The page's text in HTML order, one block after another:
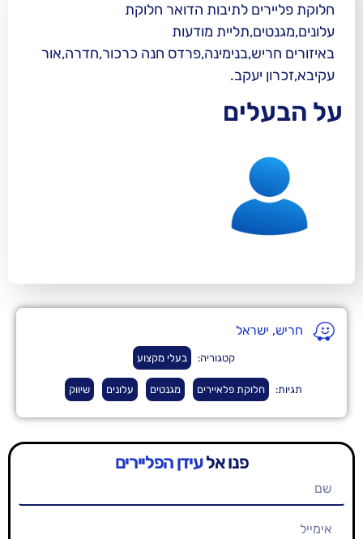
לתיבות הדואר חלוקת
מודעות
חנה כרכור,חדרה,אור
מגנטים עלונים שיווק
פנו אל עידן הפליירים